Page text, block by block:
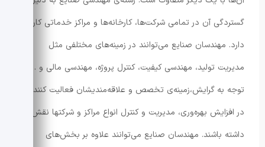
گستردگی آن در تمامی شرکت‌ها، کارخانه‌ها و مراکز خدماتی کاربرد
دارد. مهندسان صنایع می‌توانند در زمینه‌های مختلفی مثل
مدیریت تولید، مهندسی کیفیت، کنترل پروژه، مهندسی مالی و … با
توجه به گرایش،زمینه‌ی تخصص و علاقه‌مندیشان فعالیت کنند و
در افزایش بهره‌وری، مدیریت و کنترل انواع مراکز و شرکت‎ها نقش
داشته باشند. مهندسان صنایع می‌توانند علاوه بر بخش‌های